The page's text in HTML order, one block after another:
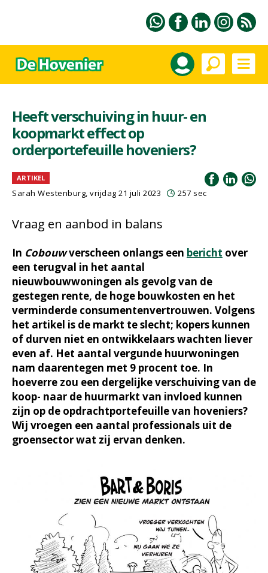
Heeft verschuiving in huur- en
koopmarkt effect op
orderportefeuille hoveniers?
ARTIKEL
Sarah Westenburg, vrijdag 21 juli 2023 257 sec
Vraag en aanbod in balans
In Cobouwverscheen onlangs een bericht over
een terugval in het aantal
nieuwbouwwoningen als gevolg van de
gestegen rente, de hoge bouwkosten en het
verminderde consumentenvertrouwen. Volgens
het artikel is de markt te slecht; kopers kunnen
of durven niet en ontwikkelaars wachten liever
even af. Het aantal vergunde huurwoningen
nam daarentegen met 9 procent toe. In
hoeverre zou een dergelijke verschuiving van de
koop- naar de huurmarkt van invloed kunnen
zijn op de opdrachtportefeuille van hoveniers?
Wij vroegen een aantal professionals uit de
groensector wat zij ervan denken.